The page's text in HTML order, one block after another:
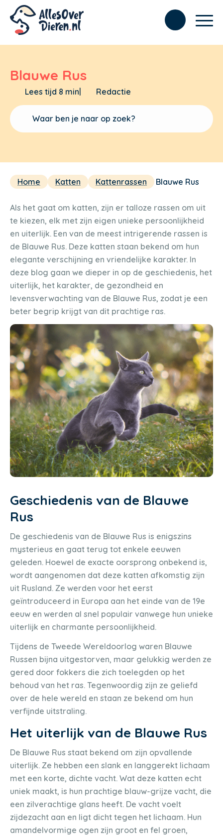
Blauwe Rus
Lees tijd 8 min| Redactie
Home Katten Kattenrassen Blauwe Rus
Als het gaat om katten, zijn er talloze rassen om uit
te kiezen, elk met zijn eigen unieke persoonlijkheid
en uiterlijk. Een van de meest intrigerende rassen is
de Blauwe Rus. Deze katten staan bekend om hun
elegante verschijning en vriendelijke karakter. In
deze blog gaan we dieper in op de geschiedenis, het
uiterlijk, het karakter, de gezondheid en
levensverwachting van de Blauwe Rus, zodat je een
beter begrip krijgt van dit prachtige ras.
Geschiedenis van de Blauwe
Rus
De geschiedenis van de Blauwe Rus is enigszins
mysterieus en gaat terug tot enkele eeuwen
geleden. Hoewel de exacte oorsprong onbekend is,
wordt aangenomen dat deze katten afkomstig zijn
uit Rusland. Ze werden voor het eerst
geïntroduceerd in Europa aan het einde van de 19e
eeuw en werden al snel populair vanwege hun unieke
uiterlijk en charmante persoonlijkheid.
Tijdens de Tweede Wereldoorlog waren Blauwe
Russen bijna uitgestorven, maar gelukkig werden ze
gered door fokkers die zich toelegden op het
behoud van het ras. Tegenwoordig zijn ze geliefd
over de hele wereld en staan ze bekend om hun
verfijnde uitstraling.
Het uiterlijk van de Blauwe Rus
De Blauwe Rus staat bekend om zijn opvallende
uiterlijk. Ze hebben een slank en langgerekt lichaam
met een korte, dichte vacht. Wat deze katten echt
uniek maakt, is hun prachtige blauw-grijze vacht, die
een zilverachtige glans heeft. De vacht voelt
zijdezacht aan en ligt dicht tegen het lichaam. Hun
amandelvormige ogen zijn groot en fel groen,